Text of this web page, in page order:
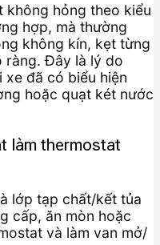
không hỏng theo kiểu
hợp, mà thường
không kín, kẹt từng
ràng. Đây là lý do
xe đã có biểu hiện
hoặc quạt két nước
làm thermostat
lớp tạp chất/kết tủa
cấp, ăn mòn hoặc
và làm van mở/